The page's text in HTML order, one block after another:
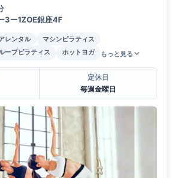
3ー1ZOE銀座4F
レンタル
マシンピラティス
ープピラティス ホットヨガ もっと見る
定休日
毎週金曜日